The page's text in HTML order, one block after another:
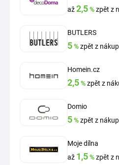
až2,5%zpět z
BUTLERS
5%zpět z
Homein.cz
2,5%zpět z
Domio
5%zpět z
Moje dílna
až 1,5%zpět z